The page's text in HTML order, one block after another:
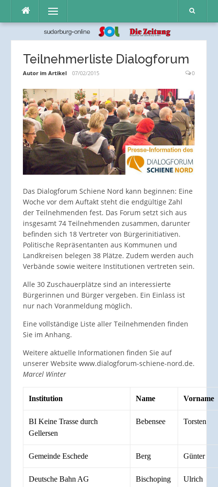
Inhalt
Menü
Teilnehmerliste Dialogforum
Autor im Artikel 07/02/2015 0
Das Dialogforum Schiene Nord kann beginnen: Eine
Woche vor dem Auftakt steht die endgültige Zahl
der Teilnehmenden fest. Das Forum setzt sich aus
insgesamt 74 Teilnehmenden zusammen, darunter
befinden sich 18 Vertreter von Bürgerinitiativen.
Politische Repräsentanten aus Kommunen und
Landkreisen belegen 38 Plätze. Zudem werden auch
Verbände sowie weitere Institutionen vertreten sein.
Alle 30 Zuschauerplätze sind an interessierte
Bürgerinnen und Bürger vergeben. Ein Einlass ist
nur nach Voranmeldung möglich.
Eine vollständige Liste aller Teilnehmenden finden
Sie im Anhang.
Weitere aktuelle Informationen finden Sie auf
unserer Website www.dialogforum-schiene-nord.de.
Marcel Winter
Institution Name Vorname
BI Keine Trasse durch
Gellersen
Bebensee Torsten
Gemeinde Eschede Berg Günter
Deutsche Bahn AG Bischoping Ulrich